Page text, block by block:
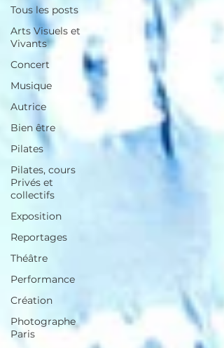
Tous les posts
Arts Visuels et
Vivants
Concert
Musique
Autrice
Bien être
Pilates
Pilates, cours
Privés et
collectifs
Exposition
Reportages
Théâtre
Performance
Création
Photographe
Paris